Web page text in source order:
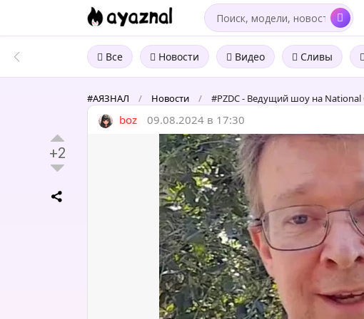
Все Новости Видео Сливы
#АЯЗНАЛ / Новости / #PZDC - Ведущий шоу на National
boz 09.08.2024 в 17:30
+2